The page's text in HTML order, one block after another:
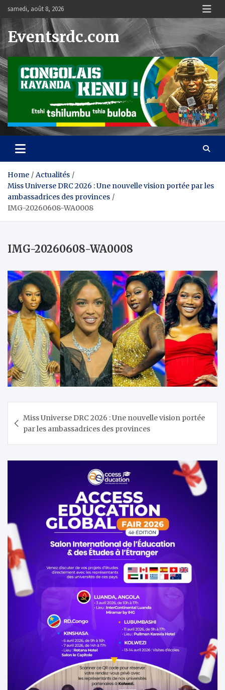
content
samedi, août 8, 2026
Eventsrdc.com
Home
Actualités
Miss Universe DRC 2026 : Une nouvelle vision portée par les
ambassadrices des provinces
IMG-20260608-WA0008
IMG-20260608-WA0008
de
l’article
Miss Universe DRC 2026 : Une nouvelle vision portée
par les ambassadrices des provinces